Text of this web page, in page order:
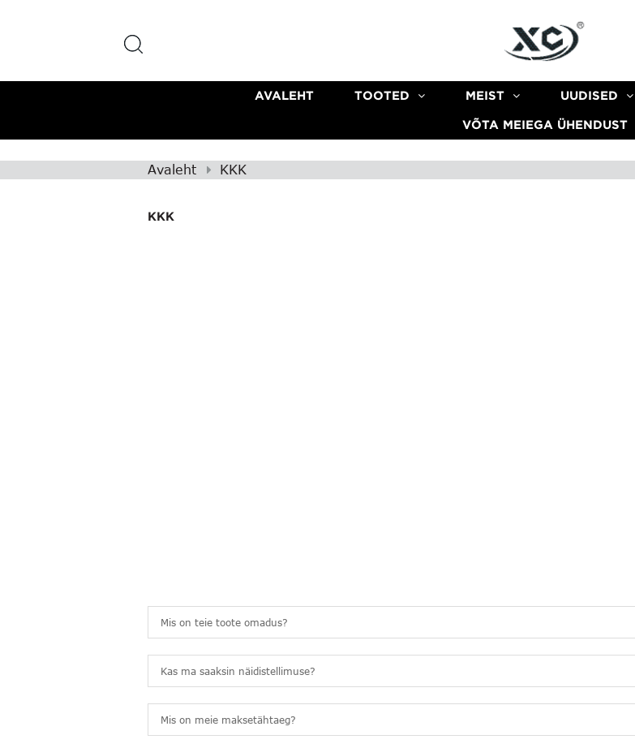
AVALEHT TOOTED MEIST UUDISED
VÕTA MEIEGA ÜHENDUST
Avaleht KKK
KKK
Mis on teie toote omadus?
Kas ma saaksin näidistellimuse?
Mis on meie maksetähtaeg?